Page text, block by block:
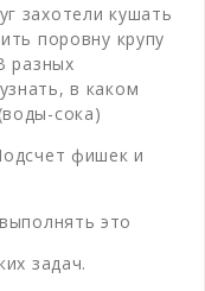
захотели кушать
поровну крупу
разных
в каком
сока)
фишек и
это
задач.